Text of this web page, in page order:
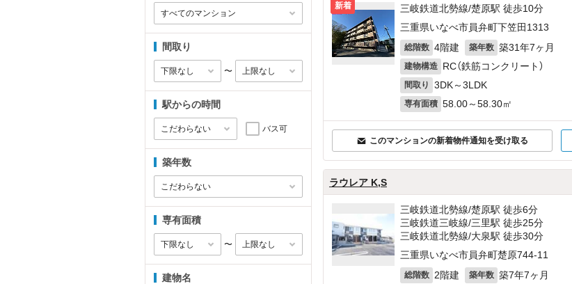
間取り
〜
駅からの時間
バス可
築年数
専有面積
〜
建物名
新着
三岐鉄道北勢線/楚原駅 徒歩10分
三重県いなべ市員弁町下笠田1313
総階数 4階建 築年数 築31年7ヶ月
建物構造 RC（鉄筋コンクリート）
間取り 3DK～3LDK
専有面積 58.00～58.30㎡
このマンションの新着物件通知を受け取る
ラウレア K,S
三岐鉄道北勢線/楚原駅 徒歩6分
三岐鉄道三岐線/三里駅 徒歩25分
三岐鉄道北勢線/大泉駅 徒歩30分
三重県いなべ市員弁町楚原744‐11
総階数 2階建 築年数 築7年7ヶ月